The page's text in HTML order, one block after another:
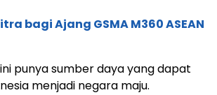
bagi Ajang GSMA M360 ASEAN
punya sumber daya yang dapat
menjadi negara maju.